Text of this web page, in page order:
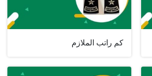
كم راتب الملازم